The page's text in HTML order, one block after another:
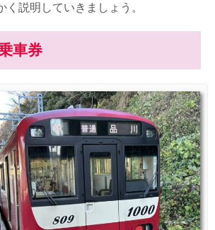
く説明していきましょう。
車券